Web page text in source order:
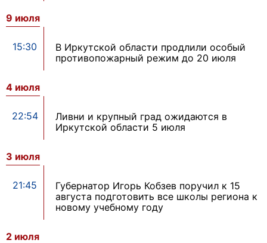
9 июля
15:30
В Иркутской области продлили особый
противопожарный режим до 20 июля
4 июля
22:54
Ливни и крупный град ожидаются в
Иркутской области 5 июля
3 июля
21:45
Губернатор Игорь Кобзев поручил к 15
августа подготовить все школы региона к
новому учебному году
2 июля